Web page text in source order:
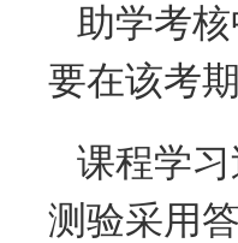
助学考核
要在该考
课程学
测验采用